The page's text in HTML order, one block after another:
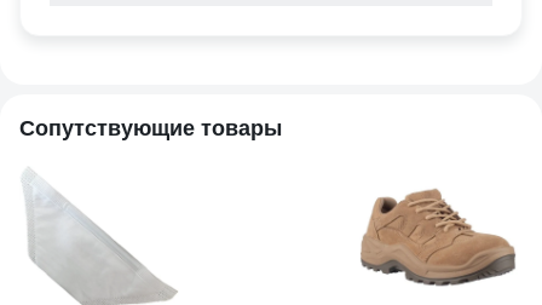
Сопутствующие товары